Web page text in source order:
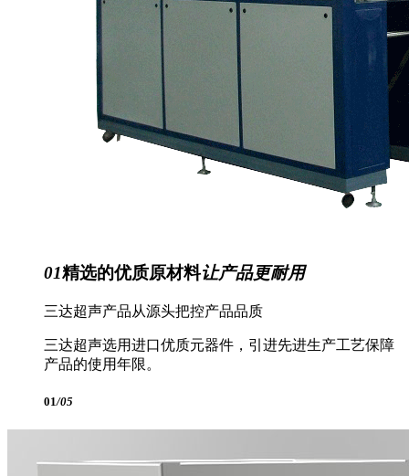
01精选的优质原材料让产品更耐用
三达超声产品从源头把控产品品质
三达超声选用进口优质元器件，引进先进生产工艺保障
产品的使用年限。
01/05